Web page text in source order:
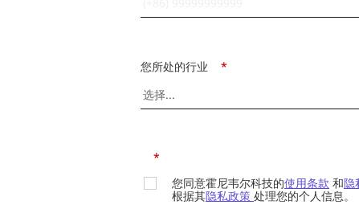
*
您所处的行业
*
您同意霍尼韦尔科技的使用条款 和隐
根据其隐私政策 处理您的个人信息。